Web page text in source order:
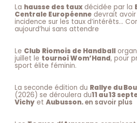
La hausse des taux décidée par la
Centrale Européenne devrait avoir
incidence sur les taux d’intérêts…
aujourd’hui sans attendre
Le Club Riomois de Handball
juillet le tournoi Wom’Hand, pour
sport élite féminin.
La seconde édition du Rallye du
(2026) se déroulera du11 au 13
Vichy et Aubusson.en savoir plus